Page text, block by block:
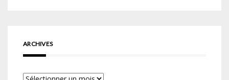
ARCHIVES
Archives